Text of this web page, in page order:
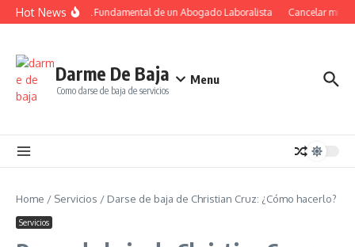
Saltar al contenido
Hot NewsEl Papel Fundamental de un Abogado Laboralista Cancelar mi
Darme De Baja
Como darse de baja de servicios
Menu
Home / Servicios / Darse de baja de Christian Cruz: ¿Cómo hacerlo?
Servicios